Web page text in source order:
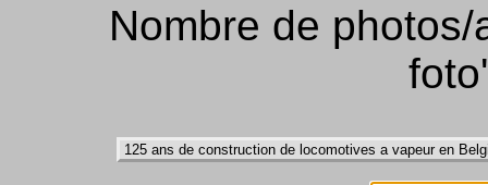
Nombre de